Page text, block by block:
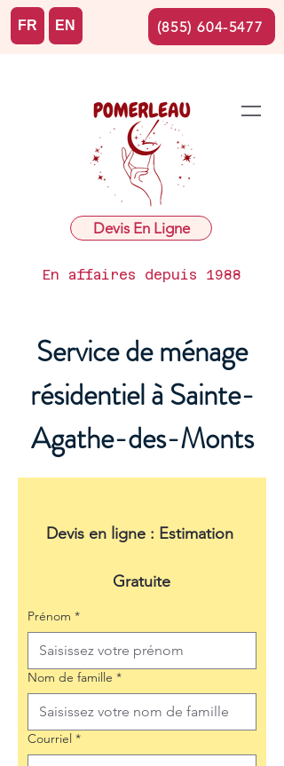
Devis En Ligne
En affaires depuis 1988
FR EN (855) 604-5477
Service de ménage
résidentiel à Sainte-
Agathe-des-Monts
Devis en ligne : Estimation
Gratuite
Prénom *
Nom de famille *
Courriel *